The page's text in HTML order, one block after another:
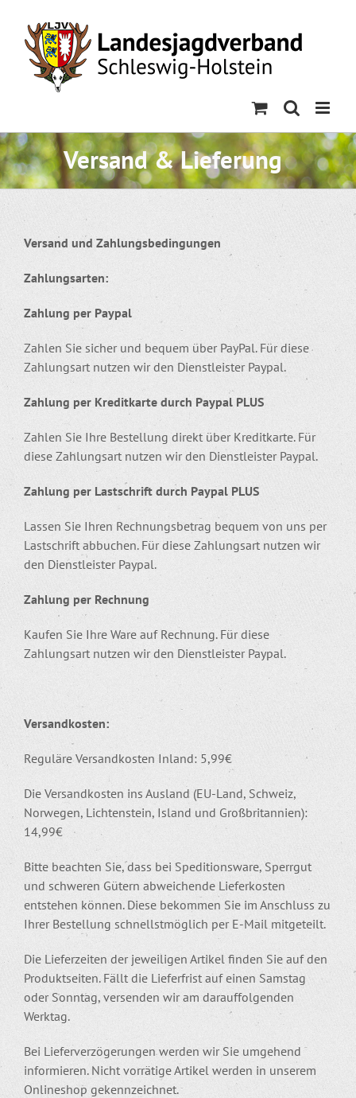
content
Versand & Lieferung
Versand und Zahlungsbedingungen
Zahlungsarten:
Zahlung per Paypal
Zahlen Sie sicher und bequem über PayPal. Für diese
Zahlungsart nutzen wir den Dienstleister Paypal.
Zahlung per Kreditkarte durch Paypal PLUS
Zahlen Sie Ihre Bestellung direkt über Kreditkarte. Für
diese Zahlungsart nutzen wir den Dienstleister Paypal.
Zahlung per Lastschrift durch Paypal PLUS
Lassen Sie Ihren Rechnungsbetrag bequem von uns per
Lastschrift abbuchen. Für diese Zahlungsart nutzen wir
den Dienstleister Paypal.
Zahlung per Rechnung
Kaufen Sie Ihre Ware auf Rechnung. Für diese
Zahlungsart nutzen wir den Dienstleister Paypal.
Versandkosten:
Reguläre Versandkosten Inland: 5,99€
Die Versandkosten ins Ausland (EU-Land, Schweiz,
Norwegen, Lichtenstein, Island und Großbritannien):
14,99€
Bitte beachten Sie, dass bei Speditionsware, Sperrgut
und schweren Gütern abweichende Lieferkosten
entstehen können. Diese bekommen Sie im Anschluss zu
Ihrer Bestellung schnellstmöglich per E-Mail mitgeteilt.
Die Lieferzeiten der jeweiligen Artikel finden Sie auf den
Produktseiten. Fällt die Lieferfrist auf einen Samstag
oder Sonntag, versenden wir am darauffolgenden
Werktag.
Bei Lieferverzögerungen werden wir Sie umgehend
informieren. Nicht vorrätige Artikel werden in unserem
Onlineshop gekennzeichnet.